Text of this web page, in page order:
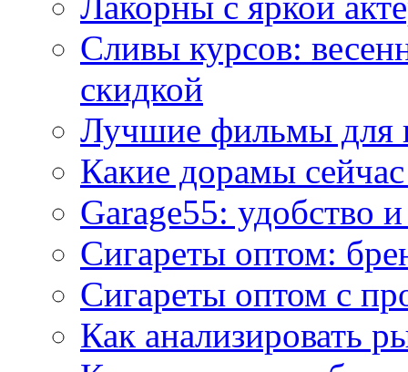
Сливы курсов:
скидкой
Лучшие фильмы для
Какие дорамы
Garage55: удобство
Сигареты оптом:
Сигареты оптом с
Как анализировать